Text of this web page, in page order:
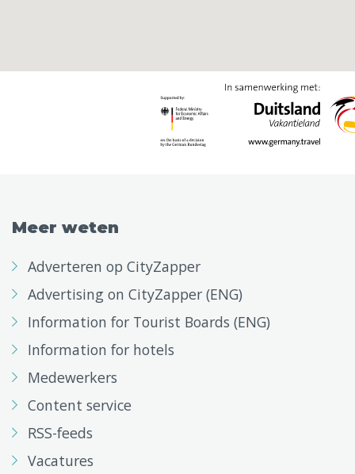
Meer weten
Adverteren op CityZapper
Advertising on CityZapper (ENG)
Information for Tourist Boards (ENG)
Information for hotels
Medewerkers
Content service
RSS-feeds
Vacatures